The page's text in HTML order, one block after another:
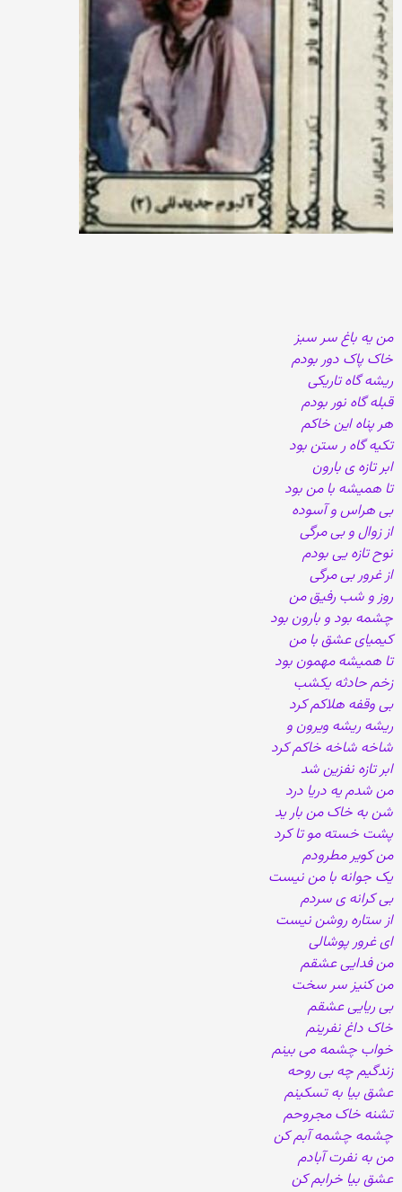
من یه باغ سر سبز
خاک پاک دور بودم
ریشه گاه تاریکی
قبله گاه نور بودم
هر پناه این خاکم
تکیه گاه ر ستن بود
ابر تازه ی بارون
تا همیشه با من بود
بی هراس و آسوده
از زوال و بی مرگی
نوح تازه یی بودم
از غرور بی مرگی
روز و شب رفیق من
چشمه بود و بارون بود
کیمیای عشق با من
تا همیشه مهمون بود
زخم حادثه یکشب
بی وقفه هلاکم کرد
ریشه ریشه ویرون و
شاخه شاخه خاکم کرد
ابر تازه نفزین شد
من شدم یه دریا درد
شن به خاک من بار ید
پشت خسته مو تا کرد
من کویر مطرودم
یک جوانه با من نیست
بی کرانه ی سردم
از ستاره روشن نیست
ای غرور پوشالی
من فدایی عشقم
من کنیز سر سخت
بی ریایی عشقم
خاک داغ نفرینم
خواب چشمه می بینم
زندگیم چه بی روحه
عشق بیا به تسکینم
تشنه خاک مجروحم
چشمه چشمه آبم کن
من به نفرت آبادم
عشق بیا خرابم کن